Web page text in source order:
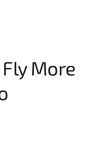
Fly More